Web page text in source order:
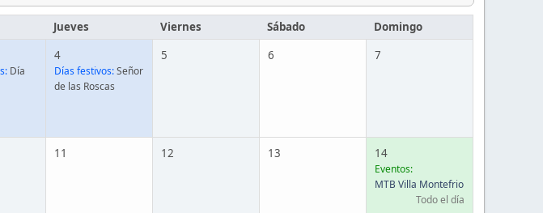
Jueves Viernes Sábado Domingo
Día
4
Días festivos:Señor
de las Roscas
5 6 7
11 12 13 14
Eventos:
MTB Villa Montefrio
Todo el día